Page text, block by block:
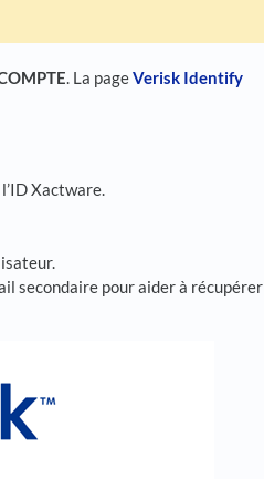
. La pageVerisk Identify
Xactware.
secondaire pour aider à récupérer